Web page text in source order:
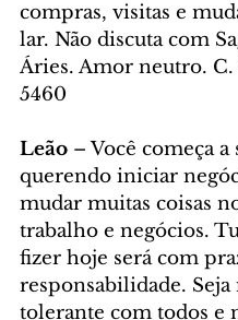
compras, visitas e
lar. Não discuta com
Áries. Amor neutro.
5460
Leão – Você começa a
querendo iniciar
mudar muitas coisas
trabalho e negócios.
fizer hoje será com
responsabilidade. Seja
tolerante com todos e